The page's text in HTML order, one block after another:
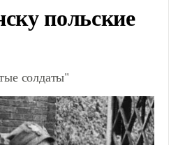
польские
солдаты"